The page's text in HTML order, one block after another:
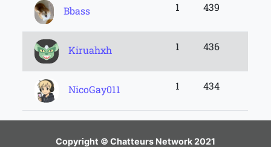
Bbass 1 439
Kiruahxh 1 436
NicoGay011 1 434
Copyright © Chatteurs Network 2021